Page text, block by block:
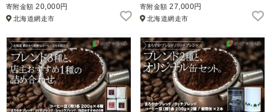
ふるさと納税とは
控除額シミュレータ Q&A
寄附金額 20,000円
北海道網走市
寄附金額 27,000円
北海道網走市